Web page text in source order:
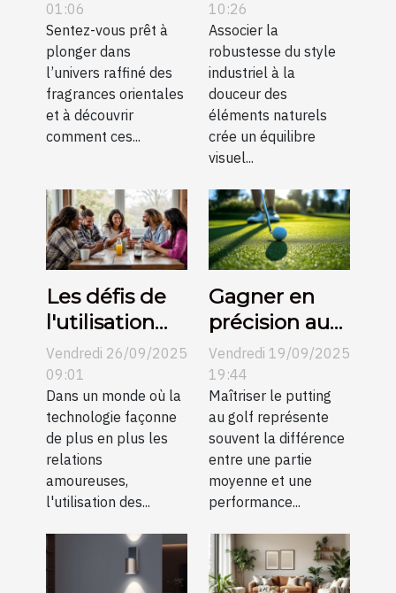
peut définir
l'élégance
moderne ?
01:06
Sentez-vous prêt à
plonger dans
l’univers raffiné des
fragrances orientales
et à découvrir
comment ces...
naturels dans
un décor
industriel ?
10:26
Associer la
robustesse du style
industriel à la
douceur des
éléments naturels
crée un équilibre
visuel...
Les défis de
l'utilisation
des
plateformes
de rencontre
en petites
communes
Vendredi 26/09/2025
09:01
Dans un monde où la
technologie façonne
de plus en plus les
relations
amoureuses,
l'utilisation des...
Gagner en
précision au
putting grâce
aux conseils
vidéo
Vendredi 19/09/2025
19:44
Maîtriser le putting
au golf représente
souvent la différence
entre une partie
moyenne et une
performance...